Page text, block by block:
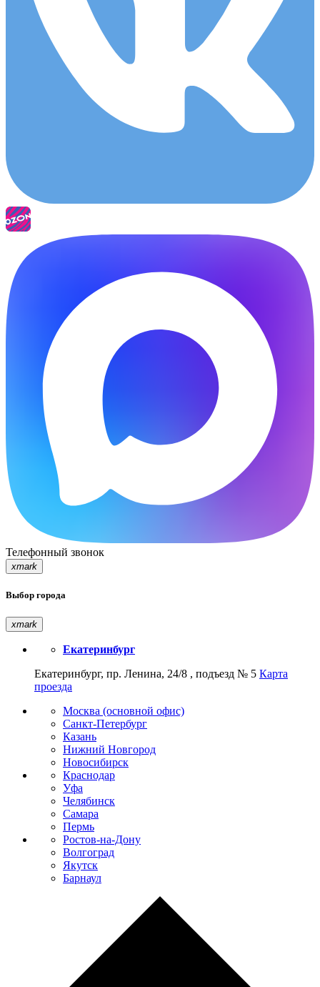
Телефонный звонок
xmark
Выбор города
xmark
Екатеринбург
Екатеринбург, пр. Ленина, 24/8 , подъезд № 5 Карта
проезда
Москва (основной офис)
Санкт-Петербург
Казань
Нижний Новгород
Новосибирск
Краснодар
Уфа
Челябинск
Самара
Пермь
Ростов-на-Дону
Волгоград
Якутск
Барнаул